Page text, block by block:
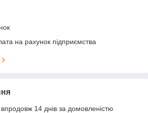
на рахунок підприємства
14 днів за домовленістю